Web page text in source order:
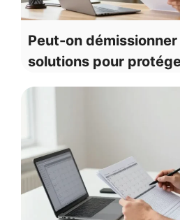
Peut-on démissionner
solutions pour